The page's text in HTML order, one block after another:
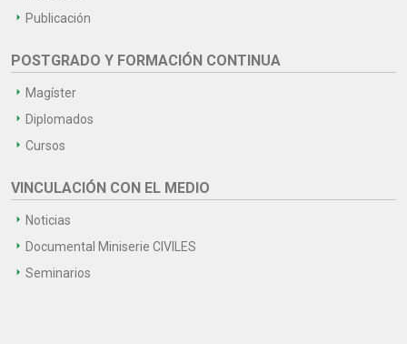
Publicación
POSTGRADO Y FORMACIÓN CONTINUA
Magíster
Diplomados
Cursos
VINCULACIÓN CON EL MEDIO
Noticias
Documental Miniserie CIVILES
Seminarios